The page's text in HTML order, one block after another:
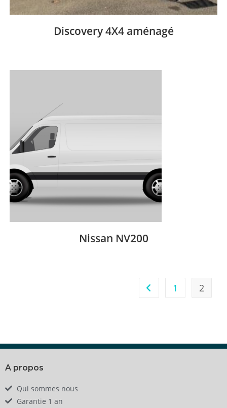
Discovery 4X4 aménagé
Nissan NV200
1 2
A propos
Qui sommes nous
Garantie 1 an